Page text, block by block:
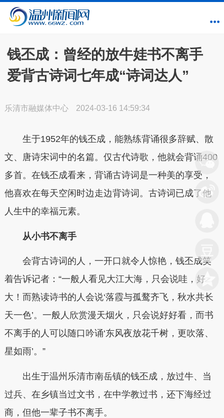
钱丕成：曾经的放牛娃书不离手
爱背古诗词七年成“诗词达人”
乐清市融媒体中心 2024-03-16 14:59:34
生于1952年的钱丕成，能熟练背诵很多辞赋、散
文、唐诗宋词中的名篇。仅古代诗歌，他就会背诵400
多首。在钱丕成看来，背诵古诗词是一种美的享受，
他喜欢在每天空闲时边走边背诗词。古诗词已成了他
人生中的幸福元素。
从小书不离手
会背古诗词的人，一开口就令人惊艳，钱丕成笑
着告诉记者：“一般人看见大江大海，只会说哇，好
大！而熟读诗书的人会说‘落霞与孤鹜齐飞，秋水共长
天一色’。一般人欣赏漫天烟火，只会说好好看，而书
不离手的人可以随口吟诵‘东风夜放花千树，更吹落、
星如雨’。”
出生于温州乐清市南岳镇的钱丕成，放过牛、当
过兵、在乡镇当过文书，在中学教过书，还下海经过
商，但他一辈子书不离手。